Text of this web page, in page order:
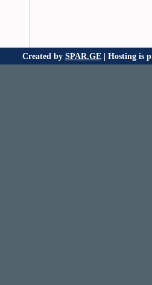
Created by SPAR.GE| Hosting is